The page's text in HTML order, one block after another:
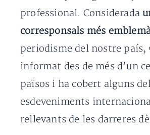
professional. Considerada
corresponsals més
periodisme del nostre país,
informat des de més d’un
països i ha cobert alguns
esdeveniments
rellevants de les darreres